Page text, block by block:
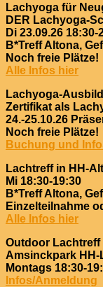
Lachyoga für
DER Lachyoga-
Di 23.09.26 18:30-
B*Treff Altona,
Noch freie Plätze!
Alle Infos hier
Lachyoga-
Zertifikat als
24.-25.10.26
Noch freie Plätze!
Buchung und
Lachtreff in HH-
Mi 18:30-19:30
B*Treff Altona,
Einzelteilnahme
Alle Infos hier
Outdoor Lachtreff
Amsinckpark
Montags 18:30-
Infos/Anmeldung